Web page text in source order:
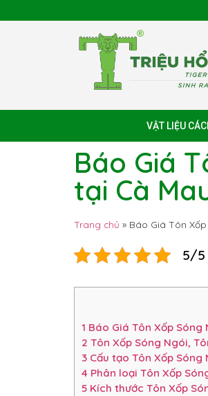
VẬT LIỆU
Báo Giá
tại Cà
Trang chủ » Báo Giá Tôn
5/5
1 Báo Giá Tôn Xốp Sóng
2 Tôn Xốp Sóng Ngói,
3 Cấu tạo Tôn Xốp Sóng
4 Phân loại Tôn Xốp
5 Kích thước Tôn Xốp